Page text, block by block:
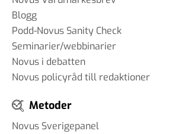
Blogg
Podd-Novus Sanity Check
Seminarier/webbinarier
Novus i debatten
Novus policyråd till redaktioner
Metoder
Novus Sverigepanel